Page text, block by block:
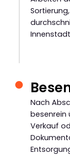
Nach
besenrein
Verkauf